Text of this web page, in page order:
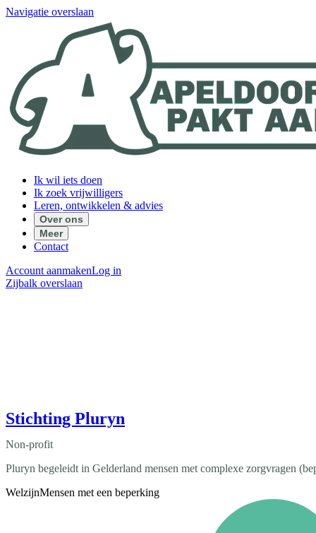
Navigatie overslaan
Ik wil iets doen
Ik zoek vrijwilligers
Leren, ontwikkelen & advies
Over ons
Meer
Contact
Account aanmakenLog in
Zijbalk overslaan
Stichting Pluryn
Non-profit
Pluryn begeleidt in Gelderland mensen met complexe zorgvragen
WelzijnMensen met een beperking